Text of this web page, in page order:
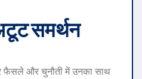
समर्थन
फैसले और चुनौती में उनका साथ